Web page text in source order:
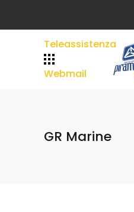
Teleassistenza
Webmail
GR Marine